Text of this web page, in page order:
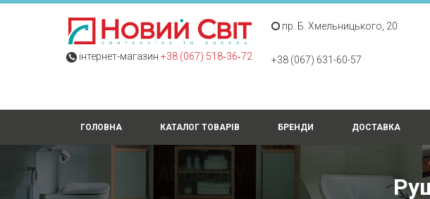
інтернет-магазин +38 (067) 518‑36‑72
пр. Б. Хмельницького, 20
+38 (067) 631-60-57
ГОЛОВНА КАТАЛОГ ТОВАРІВ БРЕНДИ ДОСТАВКА